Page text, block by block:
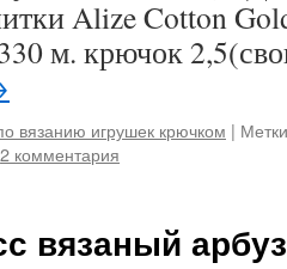
Alize Cotton
м. крючок
вязанию игрушек крючком |
2 комментария
вязаный